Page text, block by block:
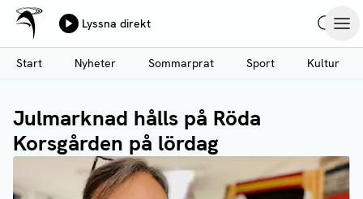
Hoppa
till
huvudinnehåll
Ålands Radio & TV
Lyssna direkt
Start
Nyheter Sommarprat Sport Kultur
Julmarknad hålls på Röda
Korsgården på lördag